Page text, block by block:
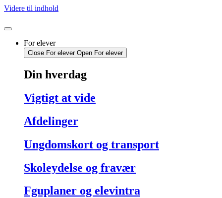
Videre til indhold
For elever
Close For elever Open For elever
Din hverdag
Vigtigt at vide
Afdelinger
Ungdomskort og transport
Skoleydelse og fravær
Fguplaner og elevintra